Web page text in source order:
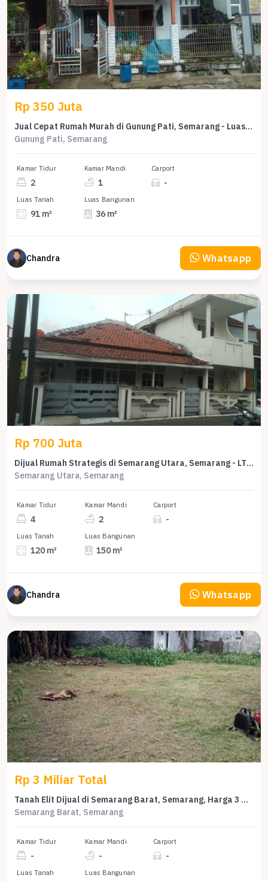
Rp 350 Juta
Jual Cepat Rumah Murah di Gunung Pati, Semarang - Luas Tanah 91m²
Gunung Pati, Semarang
Kamar Tidur
2
Kamar Mandi
1
Carport
-
Luas Tanah
91 m²
Luas Bangunan
36 m²
Chandra Whatsapp
Rp 700 Juta
Dijual Rumah Strategis di Semarang Utara, Semarang - LT 120m²
Semarang Utara, Semarang
Kamar Tidur
4
Kamar Mandi
2
Carport
-
Luas Tanah
120 m²
Luas Bangunan
150 m²
Chandra Whatsapp
Rp 3 Miliar Total
Tanah Elit Dijual di Semarang Barat, Semarang, Harga 3 Miliar
Semarang Barat, Semarang
Kamar Tidur
-
Kamar Mandi
-
Carport
-
Luas Tanah Luas Bangunan